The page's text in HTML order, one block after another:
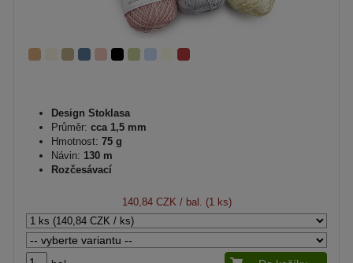
Design Stoklasa
Průměr: cca 1,5 mm
Hmotnost: 75 g
Návin: 130 m
Rozčesávací
140,84 CZK / bal. (1 ks)